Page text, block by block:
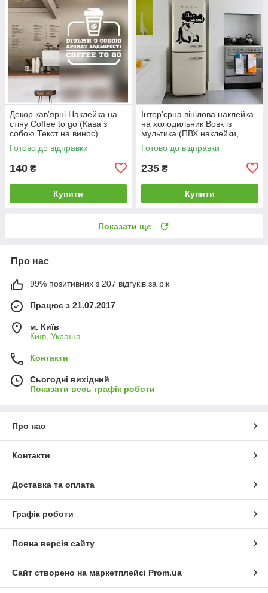
Декор кав'ярні Наклейка на
стіну Coffee to go (Кава з
собою Текст на винос)
матова 250х260 мм
Готово до відправки
140 ₴
Купити
Інтер'єрна вінілова наклейка
на холодильник Вовк із
мультика (ПВХ наклейки,
стікери декор наклейки на
кухню)
Готово до відправки
235 ₴
Купити
Показати ще
Про нас
99% позитивних з 207 відгуків за рік
Працює з 21.07.2017
м. Київ
Київ, Україна
Контакти
Сьогодні вихідний
Показати весь графік роботи
Про нас
Контакти
Доставка та оплата
Графік роботи
Повна версія сайту
Сайт створено на маркетплейсі Prom.ua